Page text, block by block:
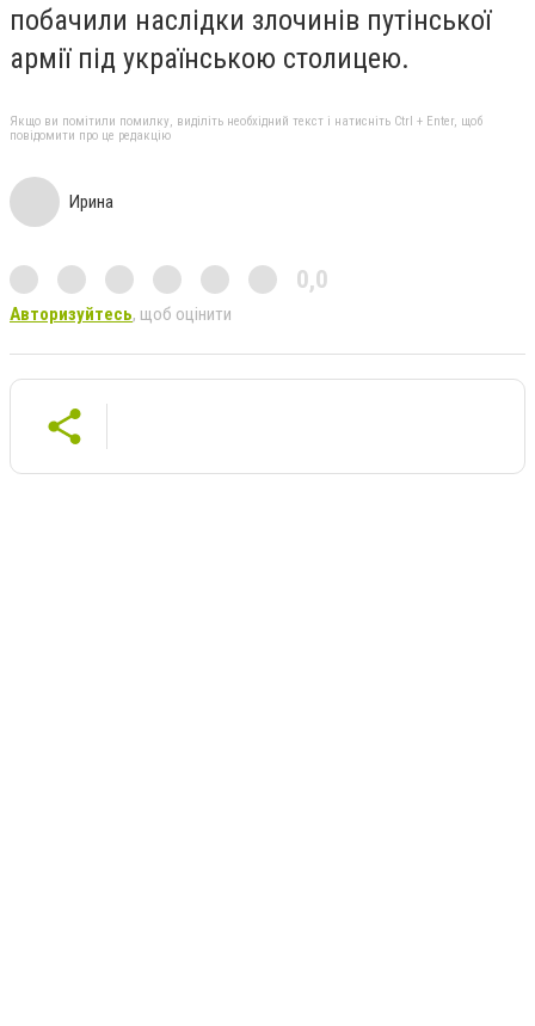
побачили наслідки злочинів путінської
армії під українською столицею.
Якщо ви помітили помилку, виділіть необхідний текст і натисніть Ctrl + Enter, щоб
повідомити про це редакцію
Ирина
0,0
Авторизуйтесь, щоб оцінити